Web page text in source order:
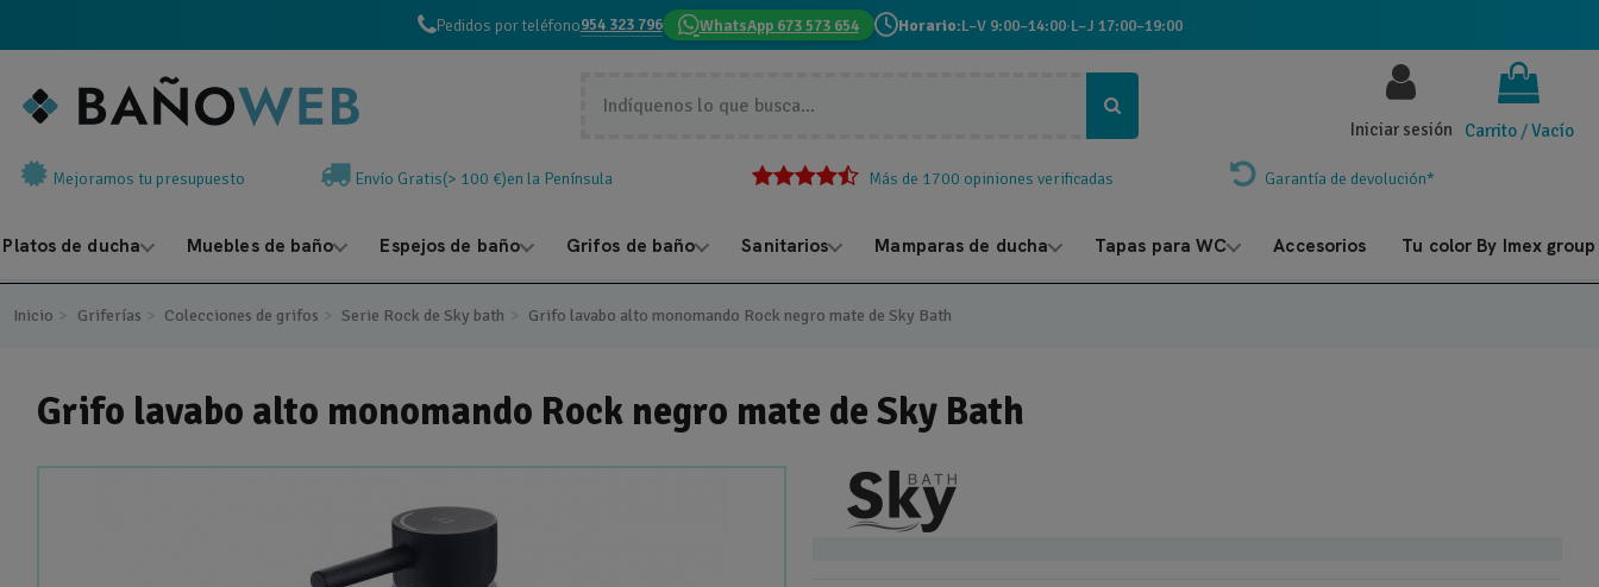
Pedidos por teléfono954 323 796 WhatsApp 673 573 654 Horario:L–V 9:00–14:00·L–J 17:00–19:00
Carrito /Vacío
Iniciar sesión
Mejoramos tu presupuesto Envío Gratis(> 100 €)en la Península Más de 1700 opiniones verificadas Garantía de devolución*
Platos de ducha Muebles de baño Espejos de baño Grifos de baño Sanitarios Mamparas de ducha Tapas para WC Accesorios Tu color By Imex group
Inicio Griferías Colecciones de grifos Serie Rock de Sky bath Grifo lavabo alto monomando Rock negro mate de Sky Bath
Grifo lavabo alto monomando Rock negro mate de Sky Bath